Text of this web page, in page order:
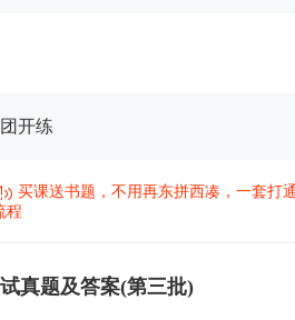
开练
买课送书题，不用再东拼西凑，一套打
程
真题及答案(第三批)